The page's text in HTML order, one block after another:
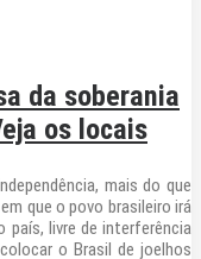
da soberania
os locais
mais do que
que o povo brasileiro irá
país, livre de interferência
o Brasil de joelhos